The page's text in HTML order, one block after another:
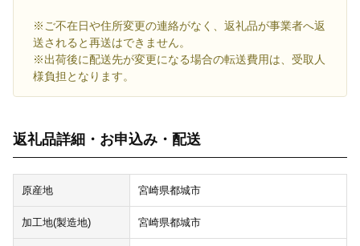
※ご不在日や住所変更の連絡がなく、返礼品が事業者へ返
送されると再送はできません。
※出荷後に配送先が変更になる場合の転送費用は、受取人
様負担となります。
返礼品詳細・お申込み・配送
原産地 宮崎県都城市
加工地(製造地) 宮崎県都城市